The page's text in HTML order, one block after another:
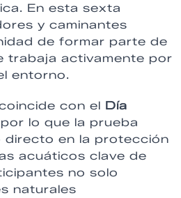
En esta sexta
y caminantes
de formar parte de
trabaja activamente por
entorno.
con el Día
lo que la prueba
directo en la protección
acuáticos clave de
no solo
naturales